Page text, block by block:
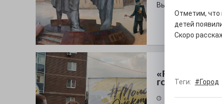
Выставочный зал
«Районы-
городу
27.07.2026
Отметим, что
детей
Скоро
Теги: #Город